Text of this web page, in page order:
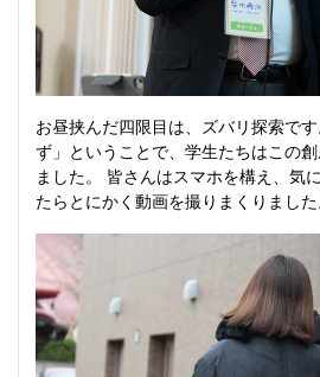
お昼挟んだ四限目は、ズバリ探索で
ず」ということで、学生たちはこの
ました。 皆さんはスマホを構え、気
たらとにかく動画を撮りまくりました